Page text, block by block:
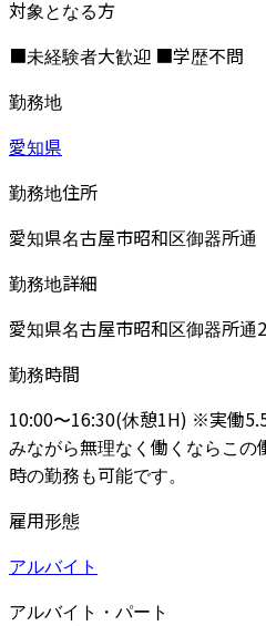
対象となる方
■未経験者大歓迎 ■学歴不問
勤務地
愛知県
勤務地住所
愛知県名古屋市昭和区御器所通
勤務地詳細
愛知県名古屋市昭和区御器所通
勤務時間
10:00〜16:30(休憩1H) ※実働
みながら無理なく働くならこ
時の勤務も可能です。
雇用形態
アルバイト
アルバイト・パート